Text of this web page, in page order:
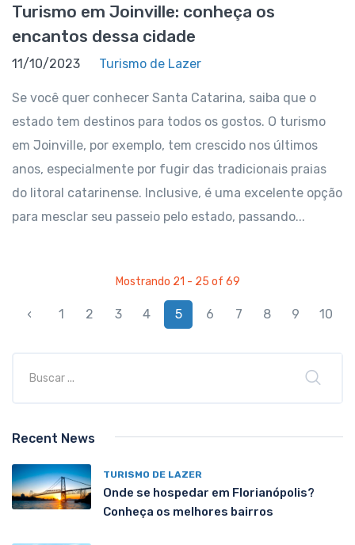
Turismo em Joinville: conheça os
encantos dessa cidade
11/10/2023 Turismo de Lazer
Se você quer conhecer Santa Catarina, saiba que o
estado tem destinos para todos os gostos. O turismo
em Joinville, por exemplo, tem crescido nos últimos
anos, especialmente por fugir das tradicionais praias
do litoral catarinense. Inclusive, é uma excelente opção
para mesclar seu passeio pelo estado, passando...
Mostrando 21 - 25 of 69
‹ 1 2 3 4 5 6 7 8 9 10
Recent News
TURISMO DE LAZER
Onde se hospedar em Florianópolis?
Conheça os melhores bairros